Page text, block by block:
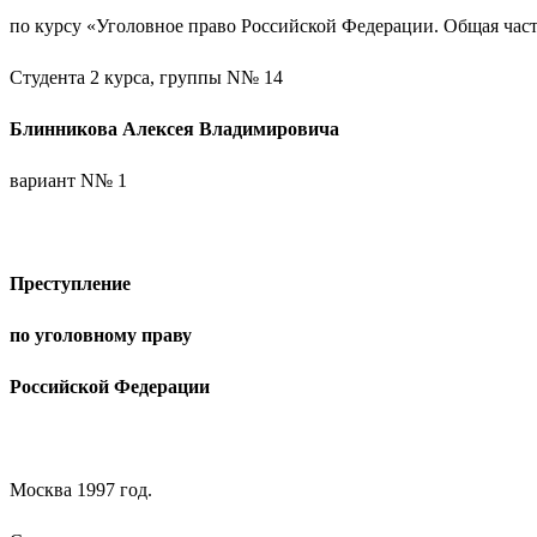
по курсу «Уголовное право Российской Федерации. Общая
Студента 2 курса, группы N№ 14
Блинникова Алексея Владимировича
вариант N№ 1
Преступление
по уголовному праву
Российской Федерации
Москва 1997 год.